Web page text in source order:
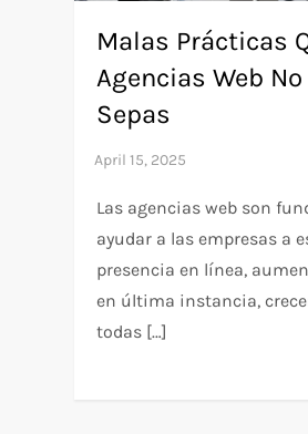
Malas Prácticas
Agencias Web
Sepas
Las agencias web son
ayudar a las empresas a
presencia en línea,
en última instancia,
todas […]